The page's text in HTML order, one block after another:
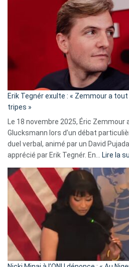
Erik Tegnér exulte : « Zemmour a
tripes »
Le 18 novembre 2025, Éric Zemmour
Glucksmann lors d’un débat
duel verbal, animé par un David
apprécié par Erik Tegnér. En…
Lire la